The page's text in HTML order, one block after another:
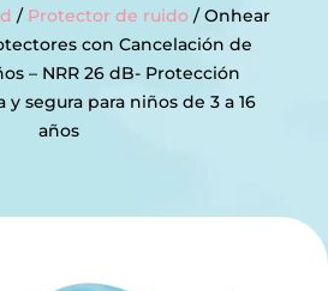
/ Protector de ruido / Onhear
con Cancelación de
– NRR 26 dB- Protección
segura para niños de 3 a 16
años